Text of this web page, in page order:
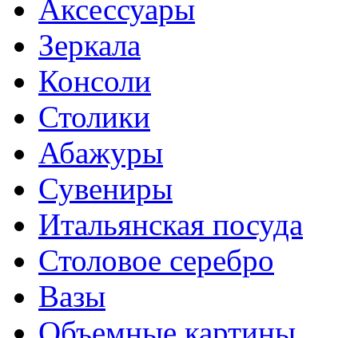
Аксессуары
Зеркала
Консоли
Столики
Абажуры
Сувениры
Итальянская посуда
Столовое серебро
Вазы